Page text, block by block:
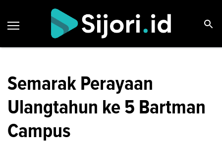
Semarak Perayaan
Ulangtahun ke 5 Bartman
Campus